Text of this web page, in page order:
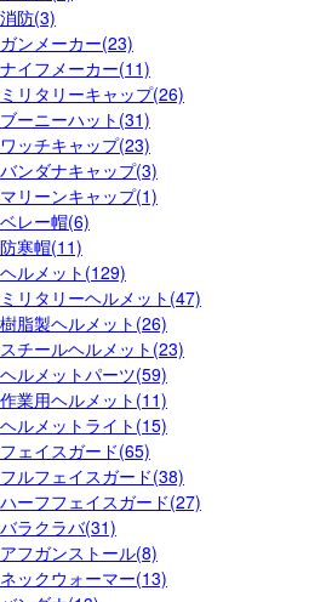
消防(3)
ガンメーカー(23)
ナイフメーカー(11)
ミリタリーキャップ(26)
ブーニーハット(31)
ワッチキャップ(23)
バンダナキャップ(3)
マリーンキャップ(1)
ベレー帽(6)
防寒帽(11)
ヘルメット(129)
ミリタリーヘルメット(47)
樹脂製ヘルメット(26)
スチールヘルメット(23)
ヘルメットパーツ(59)
作業用ヘルメット(11)
ヘルメットライト(15)
フェイスガード(65)
フルフェイスガード(38)
ハーフフェイスガード(27)
バラクラバ(31)
アフガンストール(8)
ネックウォーマー(13)